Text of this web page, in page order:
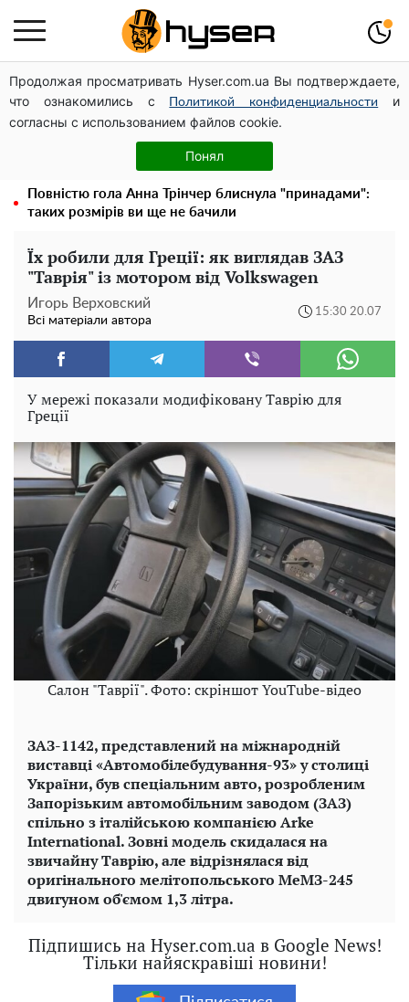
Продолжая просматривать Hyser.com.ua Вы подтверждаете,
что ознакомились с
Политикой конфиденциальности
и
согласны с использованием файлов cookie.
Понял
Чи може Поштова площа стати головною точкою
входу до історичного Києва
Дрони із націнкою: Олександр Конотопський вивів
мільйони оборонного бюджету через фіктивну фірму в
Повністю гола Анна Трінчер блиснула "принадами":
таких розмірів ви ще не бачили
Їх робили для Греції: як виглядав ЗАЗ
"Таврія" із мотором від Volkswagen
Игорь Верховский
Всі матеріали автора
15:30 20.07
У мережі показали модифіковану Таврію для
Греції
Салон "Таврії". Фото: скріншот YouTube-відео
ЗАЗ-1142, представлений на міжнародній
виставці «Автомобілебудування-93» у столиці
України, був спеціальним авто, розробленим
Запорізьким автомобільним заводом (ЗАЗ)
спільно з італійською компанією Arke
International. Зовні модель скидалася на
звичайну Таврію, але відрізнялася від
оригінального мелітопольського МеМЗ-245
двигуном об'ємом 1,3 літра.
Підпишись на Hyser.com.ua в Google News!
Тільки найяскравіші новини!